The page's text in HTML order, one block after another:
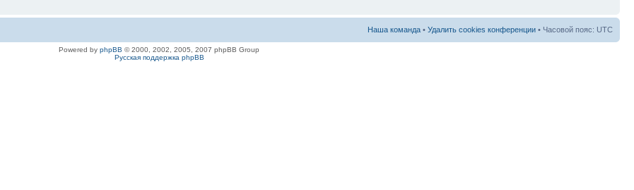
Наша команда • Удалить cookies конференции • Часовой пояс: UTC
Powered by phpBB © 2000, 2002, 2005, 2007 phpBB Group
Русская поддержка phpBB